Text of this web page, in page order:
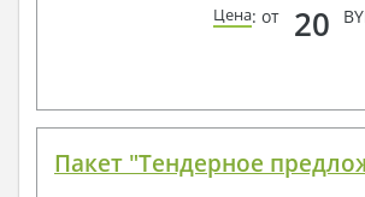
Цена: от 20
Пакет "Тендерное